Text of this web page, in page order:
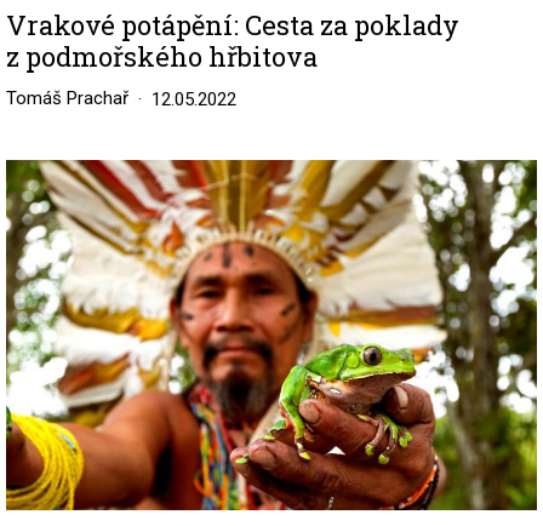
Vrakové potápění: Cesta za poklady
z podmořského hřbitova
Tomáš Prachař 12.05.2022
Image